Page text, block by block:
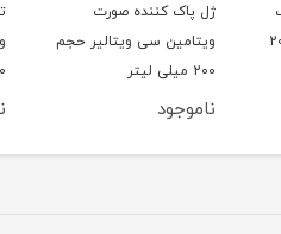
200
ژل پاک کننده صورت
ویتامین سی ویتالیر حجم
200 میلی لیتر
ناموجود